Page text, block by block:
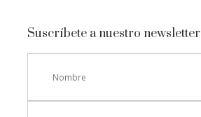
Suscríbete a nuestro newsletter